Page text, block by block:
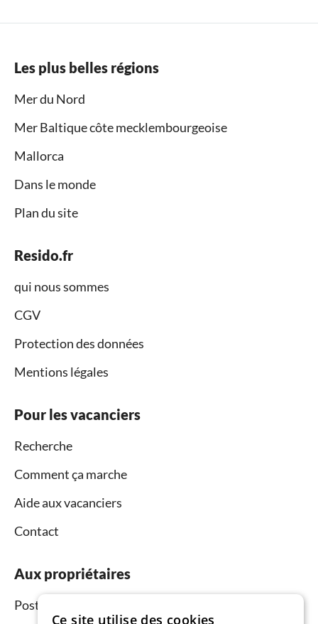
Les plus belles régions
Mer du Nord
Mer Baltique côte mecklembourgeoise
Mallorca
Dans le monde
Plan du site
Resido.fr
qui nous sommes
CGV
Protection des données
Mentions légales
Pour les vacanciers
Recherche
Comment ça marche
Aide aux vacanciers
Contact
Aux propriétaires
Postez et louez
Ce site utilise des cookies